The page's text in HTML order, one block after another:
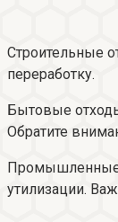
Строительные
переработку.
Бытовые
Обратите
Промышленные
утилизации.